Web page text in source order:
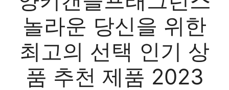
놀라운 당신을 위한
최고의 선택 인기 상
품 추천 제품 2023